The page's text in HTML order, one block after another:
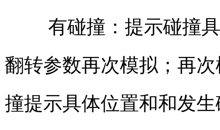
有碰撞：提示碰撞具
翻转参数再次模拟；再
撞提示具体位置和和发